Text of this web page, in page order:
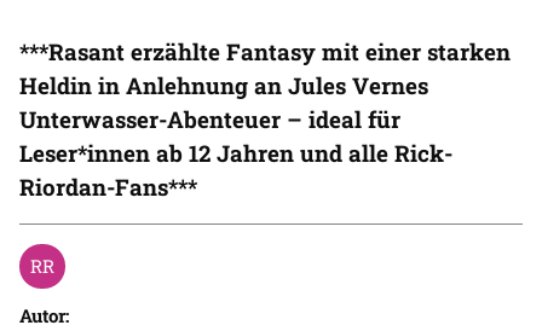
***Rasant erzählte Fantasy mit einer starken
Heldin in Anlehnung an Jules Vernes
Unterwasser-Abenteuer – ideal für
Leser*innen ab 12 Jahren und alle Rick-
Riordan-Fans***
Autor: